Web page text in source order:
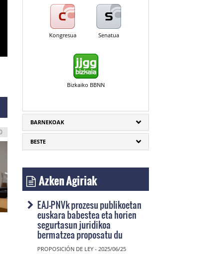
Kongresua Senatua
Bizkaiko BBNN
BARNEKOAK
BESTE
Azken Agiriak
EAJ-PNVk prozesu publikoetan
euskara babestea eta horien
segurtasun juridikoa
bermatzea proposatu du
PROPOSICIÓN DE LEY - 2025/06/25